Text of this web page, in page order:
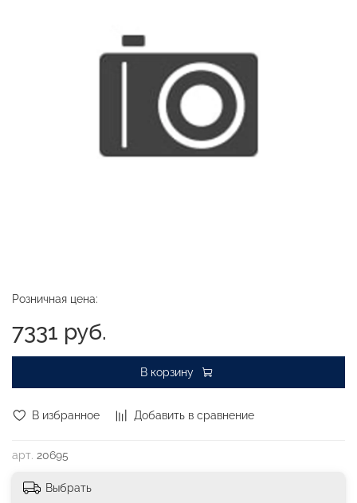
В избранное Добавить в сравнение
арт. 20695
Розничная цена:
7331 руб.
В корзину
Выбрать